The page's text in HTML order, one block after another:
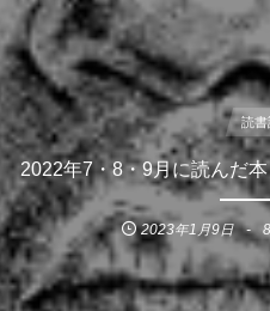
読書
2022年7・8・9月に読んだ
2023年1月9日